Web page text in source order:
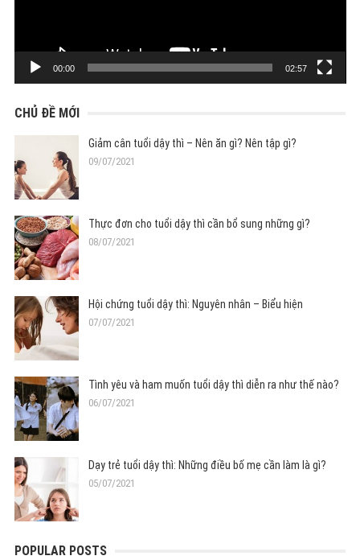
00:00 02:57
CHỦ ĐỀ MỚI
Giảm cân tuổi dậy thì – Nên ăn gì? Nên tập gì?
09/07/2021
Thực đơn cho tuổi dậy thì cần bổ sung những gì?
08/07/2021
Hội chứng tuổi dậy thì: Nguyên nhân – Biểu hiện
07/07/2021
Tình yêu và ham muốn tuổi dậy thì diễn ra như thế nào?
06/07/2021
Dạy trẻ tuổi dậy thì: Những điều bố mẹ cần làm là gì?
05/07/2021
POPULAR POSTS